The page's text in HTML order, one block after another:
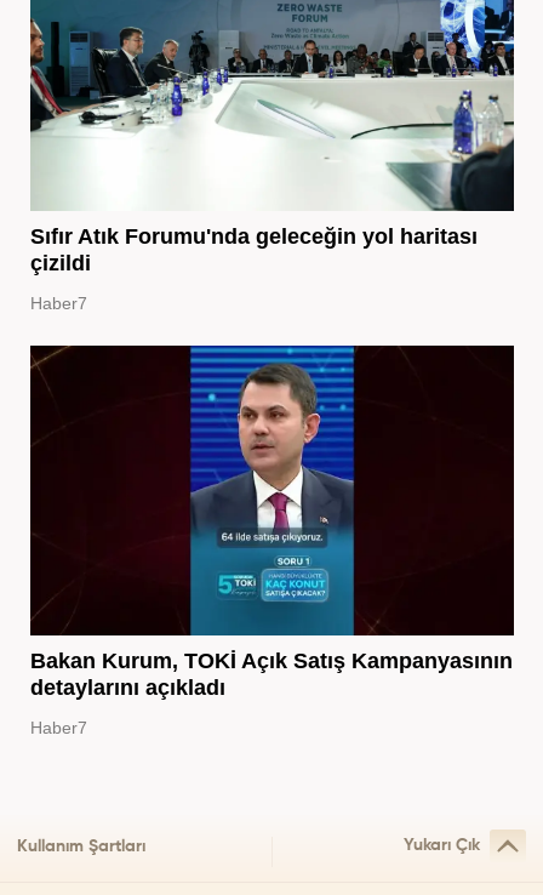
Sıfır Atık Forumu'nda geleceğin yol haritası
çizildi
Haber7
Bakan Kurum, TOKİ Açık Satış Kampanyasının
detaylarını açıkladı
Haber7
Kullanım Şartları Yukarı Çık